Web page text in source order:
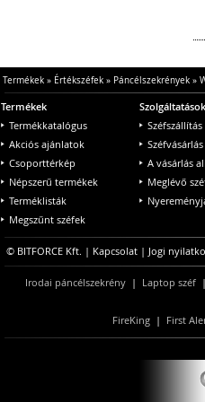
Termékek» Értékszéfek» Páncélszekrények»
Termékek
Termékkatalógus
Akciós ajánlatok
Csoporttérkép
Népszerű termékek
Terméklisták
Megszűnt széfek
Szolgáltatások
A vásárlás
Meglévő
© BITFORCE Kft. | Kapcsolat | Jogi
Irodai páncélszekrény| Laptop széf
FireKing | First